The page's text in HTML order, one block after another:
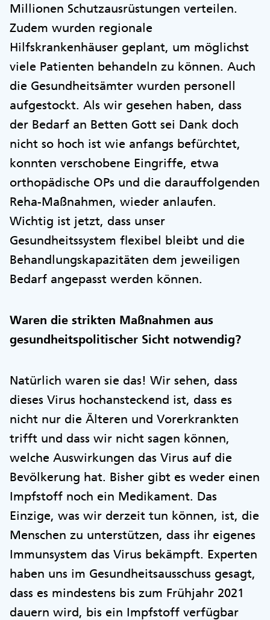
Millionen Schutzausrüstungen verteilen.
Zudem wurden regionale
Hilfskrankenhäuser geplant, um möglichst
viele Patienten behandeln zu können. Auch
die Gesundheitsämter wurden personell
aufgestockt. Als wir gesehen haben, dass
der Bedarf an Betten Gott sei Dank doch
nicht so hoch ist wie anfangs befürchtet,
konnten verschobene Eingriffe, etwa
orthopädische OPs und die darauffolgenden
Reha-Maßnahmen, wieder anlaufen.
Wichtig ist jetzt, dass unser
Gesundheitssystem flexibel bleibt und die
Behandlungskapazitäten dem jeweiligen
Bedarf angepasst werden können.
Waren die strikten Maßnahmen aus
gesundheitspolitischer Sicht notwendig?
Natürlich waren sie das! Wir sehen, dass
dieses Virus hochansteckend ist, dass es
nicht nur die Älteren und Vorerkrankten
trifft und dass wir nicht sagen können,
welche Auswirkungen das Virus auf die
Bevölkerung hat. Bisher gibt es weder einen
Impfstoff noch ein Medikament. Das
Einzige, was wir derzeit tun können, ist, die
Menschen zu unterstützen, dass ihr eigenes
Immunsystem das Virus bekämpft. Experten
haben uns im Gesundheitsausschuss gesagt,
dass es mindestens bis zum Frühjahr 2021
dauern wird, bis ein Impfstoff verfügbar